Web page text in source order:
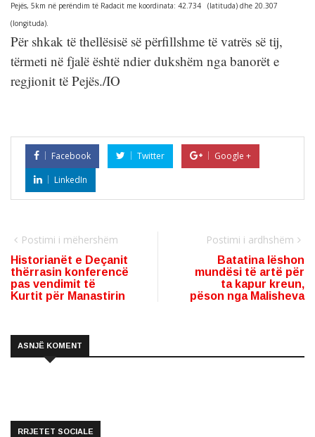
Pejës, 5km në perëndim të Radacit me koordinata: 42.734 (latituda) dhe 20.307
(longituda).
Për shkak të thellësisë së përfillshme të vatrës së tij,
tërmeti në fjalë është ndier dukshëm nga banorët e
regjionit të Pejës./IO
Facebook Twitter
Google +
LinkedIn
Postimi i mëhershëm
Historianët e Deçanit
thërrasin konferencë
pas vendimit të
Kurtit për Manastirin
Postimi i ardhshëm
Batatina lëshon
mundësi të artë për
ta kapur kreun,
pëson nga Malisheva
ASNJË KOMENT
RRJETET SOCIALE